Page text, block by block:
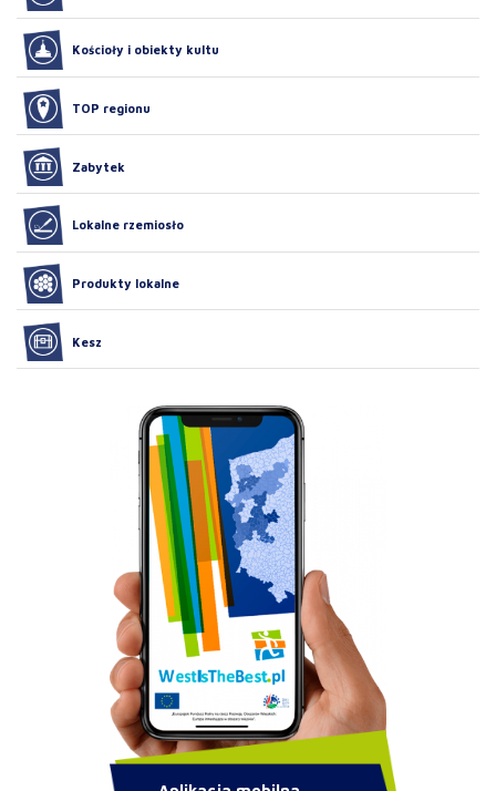
Kościoły i obiekty kultu
TOP regionu
Zabytek
Lokalne rzemiosło
Produkty lokalne
Kesz